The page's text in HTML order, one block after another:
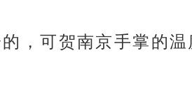
，可贺南京手掌的